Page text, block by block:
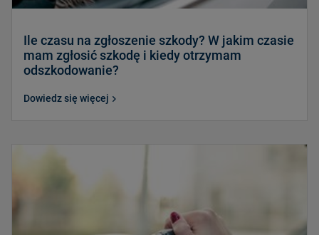
Ile czasu na zgłoszenie szkody? W jakim czasie
mam zgłosić szkodę i kiedy otrzymam
odszkodowanie?
Dowiedz się więcej